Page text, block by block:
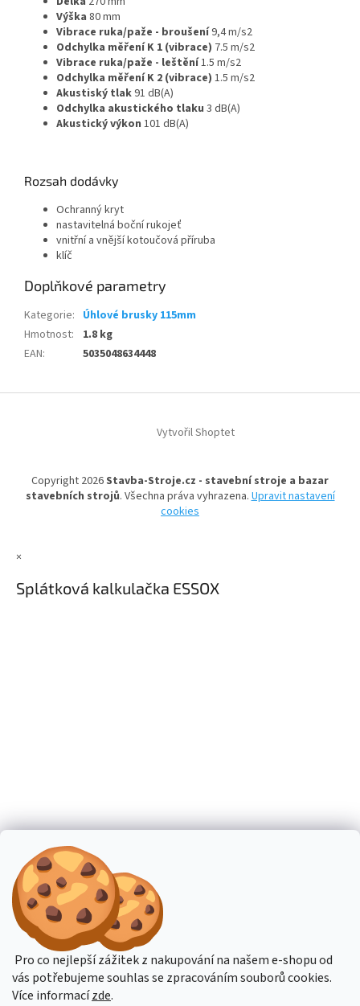
Pro co nejlepší zážitek z nakupování na našem e-shopu od
vás potřebujeme souhlas se zpracováním souborů cookies.
Více informacízde.
Výška 80 mm
Vibrace ruka/paže - broušení9,4 m/s2
Odchylka měření K 1 (vibrace) 7.5 m/s2
Vibrace ruka/paže - leštění1.5 m/s2
Odchylka měření K 2 (vibrace) 1.5 m/s2
Akustiský tlak91 dB(A)
Odchylka akustického tlaku 3 dB(A)
Akustický výkon 101 dB(A)
Rozsah dodávky
Ochranný kryt
nastavitelná boční rukojeť
vnitřní a vnější kotoučová příruba
klíč
Doplňkové parametry
Kategorie: Úhlové brusky 115mm
Hmotnost:
1.8 kg
EAN: 5035048634448
Vytvořil Shoptet
Copyright 2026Stavba-Stroje.cz - stavební stroje a bazar
stavebních strojů. Všechna práva vyhrazena.Upravit nastavení
cookies
×
Splátková kalkulačka ESSOX